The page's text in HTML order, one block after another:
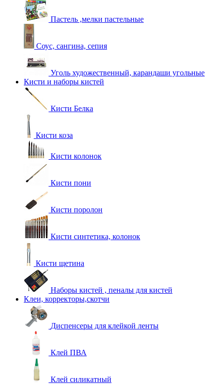
Пастель ,мелки пастельные
Соус, сангина, сепия
Уголь художественный, карандаши угольные
Кисти и наборы кистей
Кисти Белка
Кисти коза
Кисти колонок
Кисти пони
Кисти поролон
Кисти синтетика, колонок
Кисти щетина
Наборы кистей , пеналы для кистей
Клеи, корректоры,скотчи
Диспенсеры для клейкой ленты
Клей ПВА
Клей силикатный